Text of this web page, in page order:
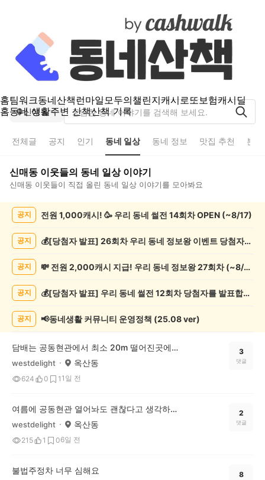
홈팀워크동네산책런마일모두의챌린지캐시로또보험캐시딜
홈동네 생활주변 산책산책 기록
신매동
전체글 공지 인기 동네 일상 동네 정보 맛집 추천 분
신매동 이웃들의 동네 일상이야기
신매동 이웃들이 직접 올린 동네 일상 이야기를 모아봐요
록
공지 전원 1,000캐시! 🥳 우리 동네 썰전 14회차 OPEN (~8/17)
공지 💰[당첨자 발표] 26회차 우리 동네 정보왕 이벤트 당첨자를 발표합니다!
공지 💸 전원 2,000캐시 지급! 우리 동네 정보왕 27회차 (~8/10)
공지 💰[당첨자 발표] 우리 동네 썰전 12회차 당첨자를 발표합니다!
공지 📢동네생활 커뮤니티 운영정책 (25.08 ver)
담배는 공동현관에서 최소 20m 떨어진곳에서 펴야죠
westdelight 옥산동
624 0 1 1일 전
3
댓글
여름에 공동현관 열어놔도 괜찮다고 생각하시나요?
westdelight 옥산동
215 1 06일 전
2
댓글
불법주정차 너무 심해요 8